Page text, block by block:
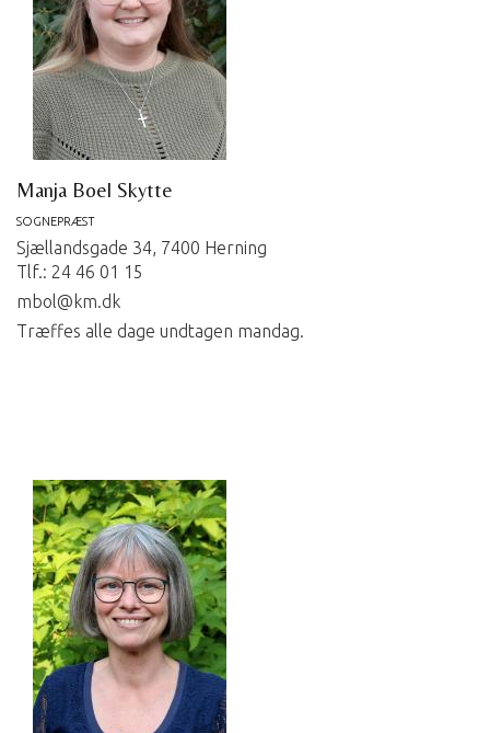
Manja Boel Skytte
SOGNEPRÆST
Sjællandsgade 34, 7400 Herning
Tlf.: 24 46 01 15
mbol@km.dk
Træffes alle dage undtagen mandag.